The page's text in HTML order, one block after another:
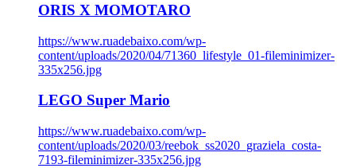
ORIS X MOMOTARO
https://www.ruadebaixo.com/wp-
content/uploads/2020/04/71360_lifestyle_01-fileminimizer-
335x256.jpg
LEGO Super Mario
https://www.ruadebaixo.com/wp-
content/uploads/2020/03/reebok_ss2020_graziela_costa-
7193-fileminimizer-335x256.jpg